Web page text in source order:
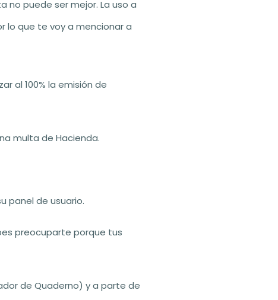
no puede ser mejor. La uso a
lo que te voy a mencionar a
al 100% la emisión de
multa de Hacienda.
panel de usuario.
preocuparte porque tus
de Quaderno) y a parte de